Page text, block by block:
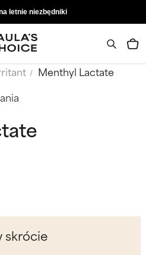
letnie niezbędniki
Menthyl Lactate
skrócie